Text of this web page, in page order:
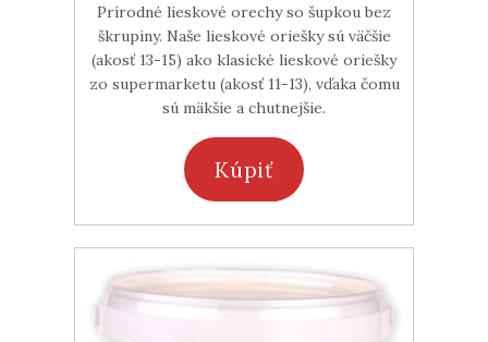
Prírodné lieskové orechy so šupkou bez
škrupiny. Naše lieskové oriešky sú väčšie
(akosť 13-15) ako klasické lieskové oriešky
zo supermarketu (akosť 11-13), vďaka čomu
sú mäkšie a chutnejšie.
Kúpiť